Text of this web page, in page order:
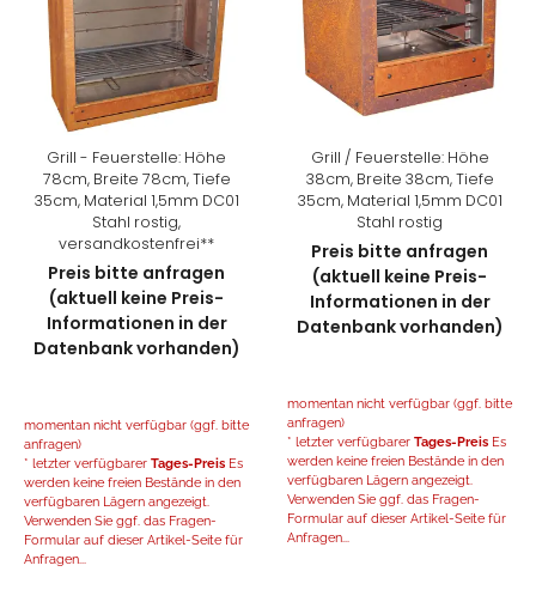
Grill - Feuerstelle: Höhe
78cm, Breite 78cm, Tiefe
35cm, Material 1,5mm DC01
Stahl rostig,
versandkostenfrei**
Preis bitte anfragen
(aktuell keine Preis-
Informationen in der
Datenbank vorhanden)
momentan nicht verfügbar (ggf. bitte
anfragen)
* letzter verfügbarer Tages-Preis Es
werden keine freien Bestände in den
verfügbaren Lägern angezeigt.
Verwenden Sie ggf. das Fragen-
Formular auf dieser Artikel-Seite für
Anfragen...
Grill / Feuerstelle: Höhe
38cm, Breite 38cm, Tiefe
35cm, Material 1,5mm DC01
Stahl rostig
Preis bitte anfragen
(aktuell keine Preis-
Informationen in der
Datenbank vorhanden)
momentan nicht verfügbar (ggf. bitte
anfragen)
* letzter verfügbarer Tages-Preis Es
werden keine freien Bestände in den
verfügbaren Lägern angezeigt.
Verwenden Sie ggf. das Fragen-
Formular auf dieser Artikel-Seite für
Anfragen...